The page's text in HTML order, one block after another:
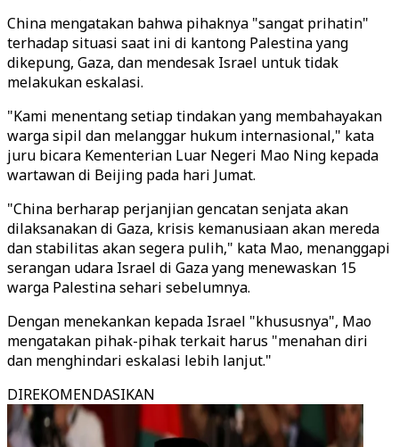
China mengatakan bahwa pihaknya "sangat prihatin"
terhadap situasi saat ini di kantong Palestina yang
dikepung, Gaza, dan mendesak Israel untuk tidak
melakukan eskalasi.
"Kami menentang setiap tindakan yang membahayakan
warga sipil dan melanggar hukum internasional," kata
juru bicara Kementerian Luar Negeri Mao Ning kepada
wartawan di Beijing pada hari Jumat.
"China berharap perjanjian gencatan senjata akan
dilaksanakan di Gaza, krisis kemanusiaan akan mereda
dan stabilitas akan segera pulih," kata Mao, menanggapi
serangan udara Israel di Gaza yang menewaskan 15
warga Palestina sehari sebelumnya.
Dengan menekankan kepada Israel "khususnya", Mao
mengatakan pihak-pihak terkait harus "menahan diri
dan menghindari eskalasi lebih lanjut."
DIREKOMENDASIKAN